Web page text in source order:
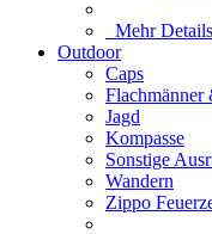
Mehr
Outdoor
Caps
Flachmänner
Jagd
Kompasse
Sonstige
Wandern
Zippo